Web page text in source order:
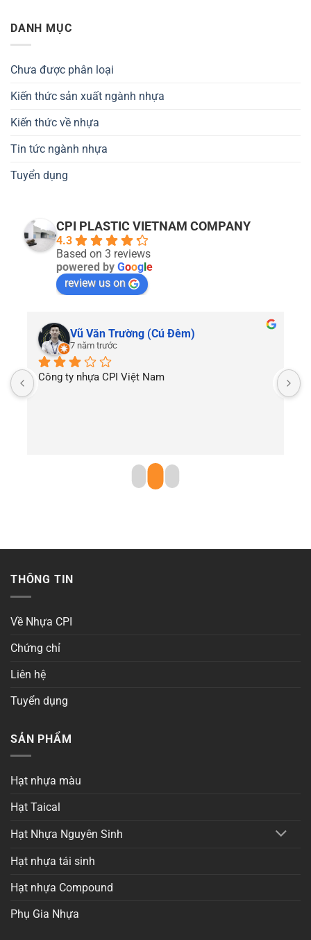
DANH MỤC
Chưa được phân loại
Kiến thức sản xuất ngành nhựa
Kiến thức về nhựa
Tin tức ngành nhựa
Tuyển dụng
CPI PLASTIC VIETNAM COMPANY
4.3
Based on 3 reviews
powered by Goog e
review us on
Vũ Văn Trường (Cú Đêm)
7 năm trước
Công ty nhựa CPI Việt Nam
THÔNG TIN
Về Nhựa CPI
Chứng chỉ
Liên hệ
Tuyển dụng
SẢN PHẨM
Hạt nhựa màu
Hạt Taical
Hạt Nhựa Nguyên Sinh
Hạt nhựa tái sinh
Hạt nhựa Compound
Phụ Gia Nhựa